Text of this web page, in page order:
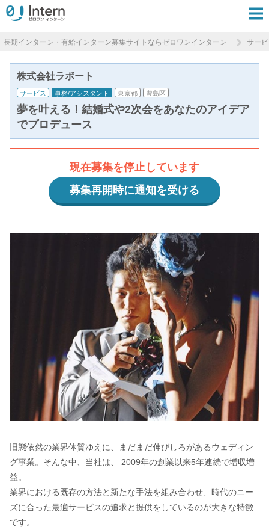
長期インターン・有給インターン募集サイトならゼロワンインターン サー
株式会社ラポート
サービス 事務/アシスタント 東京都 豊島区
夢を叶える！結婚式や2次会をあなたのアイデア
でプロデュース
現在募集を停止しています
募集再開時に通知を受ける
旧態依然の業界体質ゆえに、まだまだ伸びしろがあるウェディン
グ事業。そんな中、当社は、 2009年の創業以来5年連続で増収増
益。
業界における既存の方法と新たな手法を組み合わせ、時代のニー
ズに合った最適サービスの追求と提供をしているのが大きな特徴
です。